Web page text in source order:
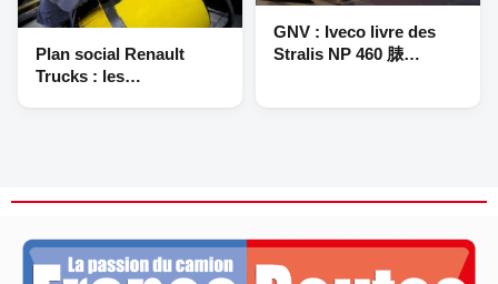
Plan social Renault
Trucks : les
GNV : Iveco livre des
Stralis NP 460 脿